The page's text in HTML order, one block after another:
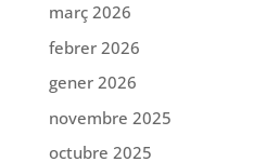
març 2026
febrer 2026
gener 2026
novembre 2025
octubre 2025